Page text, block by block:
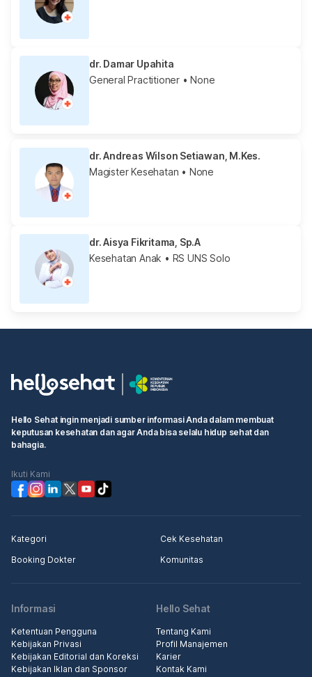
dr. Damar Upahita
General Practitioner • None
dr. Andreas Wilson Setiawan, M.Kes.
Magister Kesehatan • None
dr. Aisya Fikritama, Sp.A
Kesehatan Anak • RS UNS Solo
Hello Sehat ingin menjadi sumber informasi Anda dalam membuat
keputusan kesehatan dan agar Anda bisa selalu hidup sehat dan
bahagia.
Ikuti Kami
Kategori
Cek Kesehatan
Booking Dokter
Komunitas
Informasi
Ketentuan Pengguna
Kebijakan Privasi
Kebijakan Editorial dan Koreksi
Kebijakan Iklan dan Sponsor
Hello Sehat
Tentang Kami
Profil Manajemen
Karier
Kontak Kami